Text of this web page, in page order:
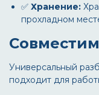
✅ Хранение:
прохладном
Универсальный
подходит для